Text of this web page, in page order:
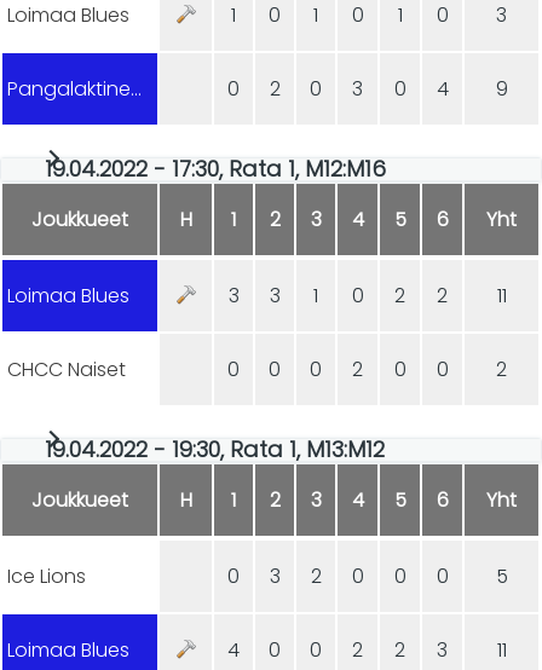
Loimaa Blues 1 0 1 0 1 0 3
Pangalaktinen curlauspommi 0 2 0 3 0 4 9
19.04.2022 - 17:30, Rata 1, M12:M16
Joukkueet H 1 2 3 4 5 6 Yht
Loimaa Blues 3 3 1 0 2 2 11
CHCC Naiset 0 0 0 2 0 0 2
19.04.2022 - 19:30, Rata 1, M13:M12
Joukkueet H 1 2 3 4 5 6 Yht
Ice Lions 0 3 2 0 0 0 5
Loimaa Blues 4 0 0 2 2 3 11